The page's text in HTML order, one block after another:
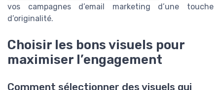
vos campagnes d’email marketing d’une touche
d’originalité.
Choisir les bons visuels pour
maximiser l’engagement
Comment sélectionner des visuels qui